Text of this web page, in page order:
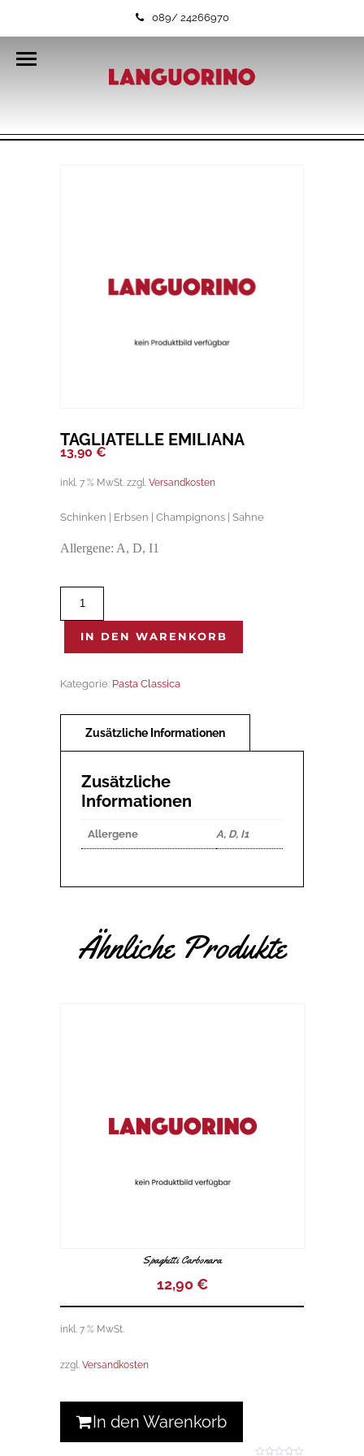
089/ 24266970
TAGLIATELLE EMILIANA
13,90 €
inkl. 7 % MwSt. zzgl. Versandkosten
Schinken | Erbsen | Champignons | Sahne
Allergene: A, D, I1
MengeIN DEN WARENKORB
Kategorie: Pasta Classica
Zusätzliche
Informationen
Allergene A, D, I1
Ähnliche Produkte
Spaghetti Carbonara
12,90€
inkl. 7 % MwSt.
zzgl. Versandkosten
In den Warenkorb